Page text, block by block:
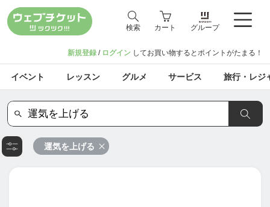
検索 カート グループ
新規登録 / ログイン してお買い物するとポイントがたまる！
イベント レッスン グルメ サービス 旅行・レジ
運気を上げる